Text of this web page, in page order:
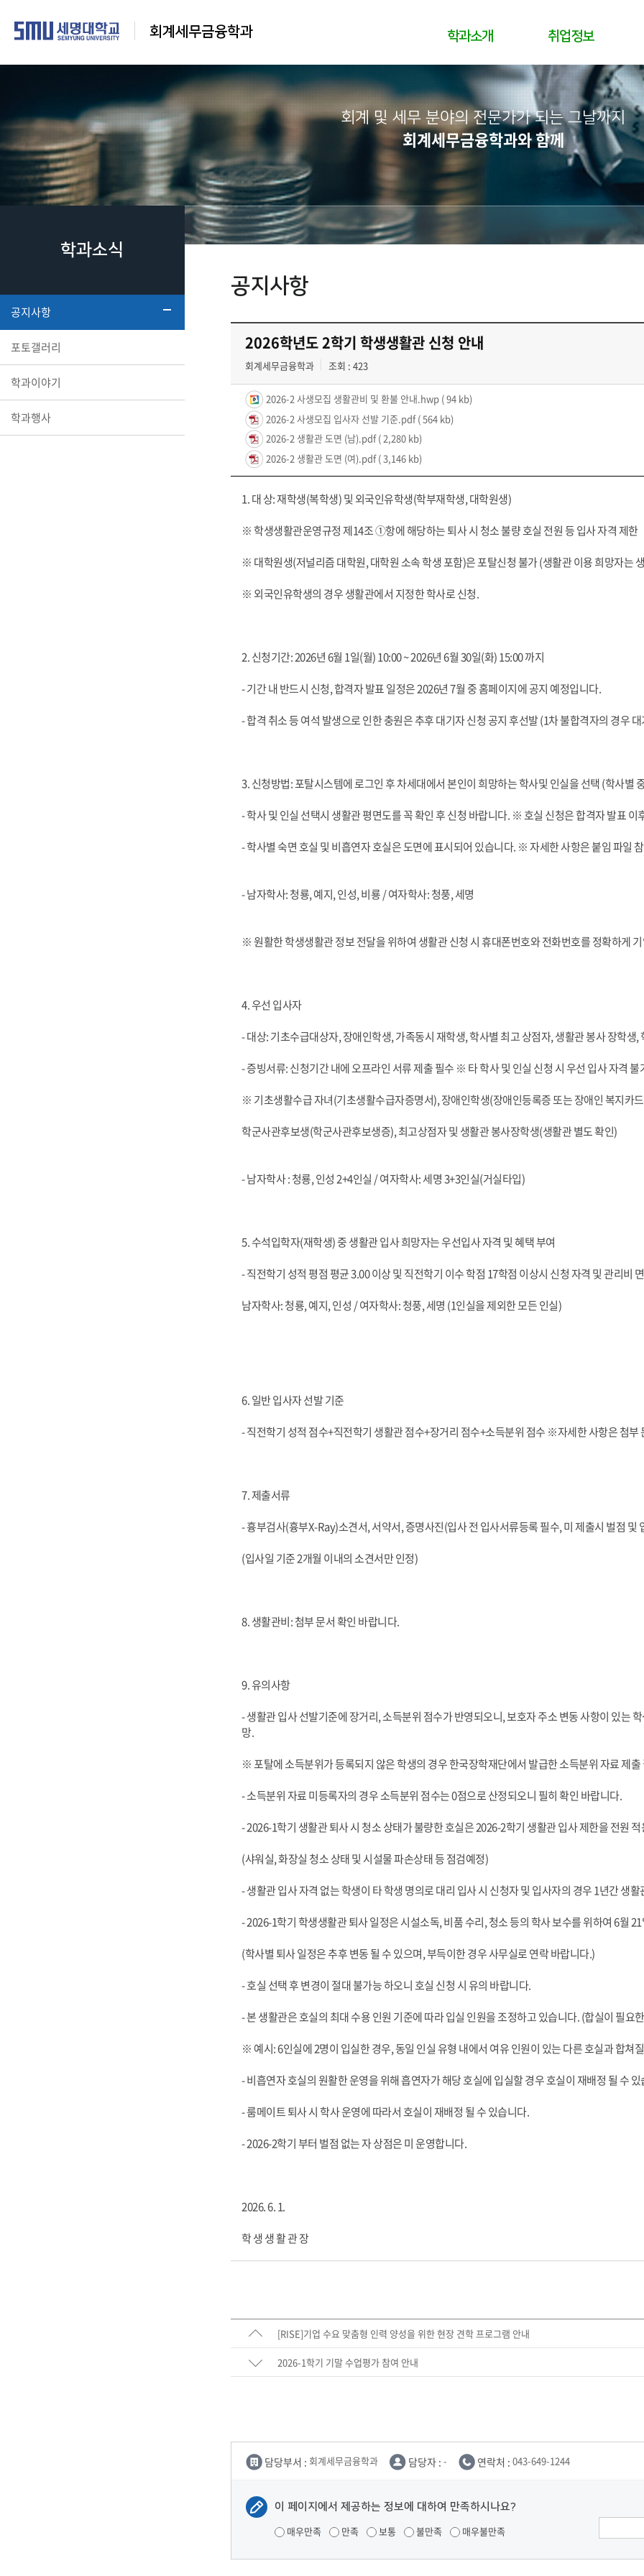
회계세무금융학과 학과소개 취업정보
회계 및 세무 분야의 전문가가 되는 그날까지
회계세무금융학과와 함께
학과소식
공지사항
포토갤러리
학과이야기
학과행사
공지사항
2026학년도 2학기 학생생활관 신청 안내
회계세무금융학과 조회 : 423
2026-2 사생모집 생활관비 및 환불 안내.hwp ( 94 kb)
2026-2 사생모집 입사자 선발 기준.pdf( 564 kb)
2026-2 생활관 도면 (남).pdf( 2,280 kb)
2026-2 생활관 도면 (여).pdf( 3,146 kb)
1. 대 상: 재학생(복학생) 및 외국인유학생(학부재학생, 대학원생)
※ 학생생활관운영규정 제14조 ①항에 해당하는 퇴사 시 청소 불량 호실 전원 등 입사 자격 제한
※ 대학원생(저널리즘 대학원, 대학원 소속 학생 포함)은 포탈신청 불가 (생활관 이용 희망자는
※ 외국인유학생의 경우 생활관에서 지정한 학사로 신청.
2. 신청기간: 2026년 6월 1일(월) 10:00 ~ 2026년 6월 30일(화) 15:00 까지
- 기간 내 반드시 신청, 합격자 발표 일정은 2026년 7월 중 홈페이지에 공지 예정입니다.
- 합격 취소 등 여석 발생으로 인한 충원은 추후 대기자 신청 공지 후선발 (1차 불합격자의 경우
3. 신청방법: 포탈시스템에 로그인 후 차세대에서 본인이 희망하는 학사및 인실을 선택 (학사별
- 학사 및 인실 선택시 생활관 평면도를 꼭 확인 후 신청 바랍니다. ※ 호실 신청은 합격자 발표 이
- 학사별 숙면 호실 및 비흡연자 호실은 도면에 표시되어 있습니다. ※ 자세한 사항은 붙임 파일
- 남자학사: 청룡, 예지, 인성, 비룡 / 여자학사: 청풍, 세명
※ 원활한 학생생활관 정보 전달을 위하여 생활관 신청 시 휴대폰번호와 전화번호를 정확하게
4. 우선 입사자
- 대상: 기초수급대상자, 장애인학생, 가족동시 재학생, 학사별 최고 상점자, 생활관 봉사 장학생,
- 증빙서류: 신청기간 내에 오프라인 서류 제출 필수 ※ 타 학사 및 인실 신청 시 우선 입사 자격 불
※ 기초생활수급 자녀(기초생활수급자증명서), 장애인학생(장애인등록증 또는 장애인 복지카
학군사관후보생(학군사관후보생증), 최고상점자 및 생활관 봉사장학생(생활관 별도 확인)
- 남자학사 : 청룡, 인성 2+4인실 / 여자학사: 세명 3+3인실(거실타입)
5. 수석입학자(재학생) 중 생활관 입사 희망자는 우선입사 자격 및 혜택 부여
- 직전학기 성적 평점 평균 3.00 이상 및 직전학기 이수 학점 17학점 이상시 신청 자격 및 관리비
남자학사: 청룡, 예지, 인성 / 여자학사: 청풍, 세명 (1인실을 제외한 모든 인실)
6. 일반 입사자 선발 기준
- 직전학기 성적 점수+직전학기 생활관 점수+장거리 점수+소득분위 점수 ※자세한 사항은 첨부
7. 제출서류
- 흉부검사(흉부X-Ray)소견서, 서약서, 증명사진(입사 전 입사서류등록 필수, 미 제출시 벌점 및
(입사일 기준 2개월 이내의 소견서만 인정)
8. 생활관비: 첨부 문서 확인 바랍니다.
9. 유의사항
- 생활관 입사 선발기준에 장거리, 소득분위 점수가 반영되오니, 보호자 주소 변동 사항이 있는
망.
※ 포탈에 소득분위가 등록되지 않은 학생의 경우 한국장학재단에서 발급한 소득분위 자료 제
- 소득분위 자료 미등록자의 경우 소득분위 점수는 0점으로 산정되오니 필히 확인 바랍니다.
- 2026-1학기 생활관 퇴사 시 청소 상태가 불량한 호실은 2026-2학기 생활관 입사 제한을 전원
(샤워실, 화장실 청소 상태 및 시설물 파손상태 등 점검예정)
- 생활관 입사 자격 없는 학생이 타 학생 명의로 대리 입사 시 신청자 및 입사자의 경우 1년간 생
- 2026-1학기 학생생활관 퇴사 일정은 시설소독, 비품 수리, 청소 등의 학사 보수를 위하여 6월
(학사별 퇴사 일정은 추후 변동 될 수 있으며, 부득이한 경우 사무실로 연락 바랍니다.)
- 호실 선택 후 변경이 절대 불가능 하오니 호실 신청 시 유의 바랍니다.
- 본 생활관은 호실의 최대 수용 인원 기준에 따라 입실 인원을 조정하고 있습니다. (합실이 필요
※ 예시: 6인실에 2명이 입실한 경우, 동일 인실 유형 내에서 여유 인원이 있는 다른 호실과 합쳐
- 비흡연자 호실의 원활한 운영을 위해 흡연자가 해당 호실에 입실할 경우 호실이 재배정 될 수
- 룸메이트 퇴사 시 학사 운영에 따라서 호실이 재배정 될 수 있습니다.
- 2026-2학기 부터 벌점 없는 자 상점은 미 운영합니다.
2026. 6. 1.
학 생 생 활 관 장
[RISE]기업 수요 맞춤형 인력 양성을 위한 현장 견학 프로그램 안내
2026-1학기 기말 수업평가 참여 안내
담당부서 : 회계세무금융학과 담당자 : - 연락처 : 043-649-1244
이 페이지에서 제공하는 정보에 대하여 만족하시나요?
매우만족 만족 보통 불만족 매우불만족